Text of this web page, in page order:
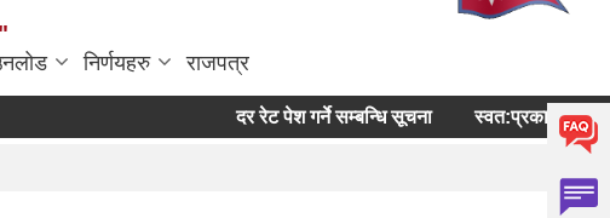
निर्णयहरु राजपत्र
दर रेट पेश गर्ने सम्बन्धि सूचना स्वत:प्रकासन (बैशाख-